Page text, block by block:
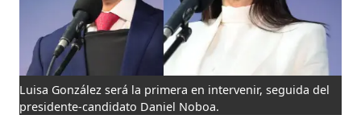
Luisa González será la primera en intervenir, seguida del
presidente-candidato Daniel Noboa.